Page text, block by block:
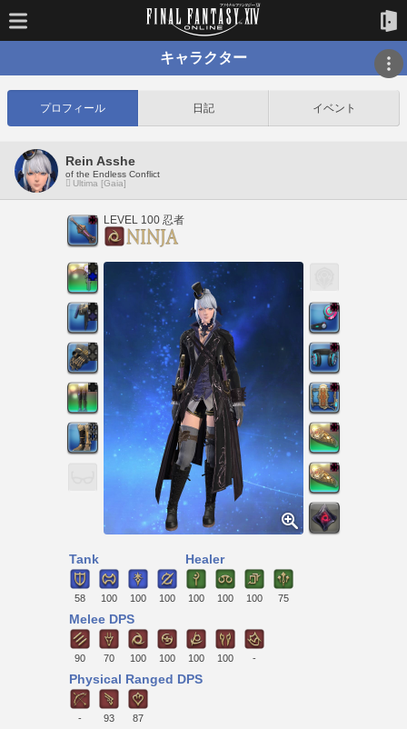
キャラクター
プロフィール 日記 イベント
Rein Asshe
of the Endless Conflict
Ultima [Gaia]
LEVEL 100 忍者
Tank
58 100 100 100
Healer
100 100 100 75
Melee DPS
90 70 100 100 100 100 -
Physical Ranged DPS
- 93 87